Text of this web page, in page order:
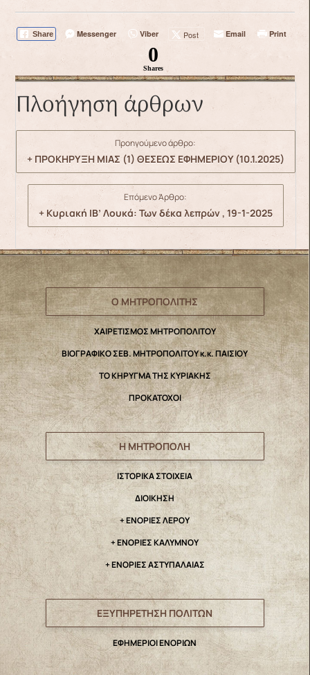
Share Messenger Viber Post Email Print
0
Shares
Πλοήγηση άρθρων
Προηγούμενο άρθρο:
+ ΠΡΟΚΗΡΥΞΗ ΜΙΑΣ (1) ΘΕΣΕΩΣ ΕΦΗΜΕΡΙΟΥ (10.1.2025)
Επόμενο Άρθρο:
+ Κυριακή ΙΒ’ Λουκά: Των δέκα λεπρών , 19-1-2025
Ο ΜΗΤΡΟΠΟΛΙΤΗΣ
ΧΑΙΡΕΤΙΣΜΟΣ ΜΗΤΡΟΠΟΛΙΤΟΥ
ΒΙΟΓΡΑΦΙΚΟ ΣΕΒ. ΜΗΤΡΟΠΟΛΙΤΟΥ κ.κ. ΠΑΙΣΙΟΥ
ΤΟ ΚΗΡΥΓΜΑ ΤΗΣ ΚΥΡΙΑΚΗΣ
ΠΡΟΚΑΤΟΧΟΙ
Η ΜΗΤΡΟΠΟΛΗ
IΣΤΟΡΙΚΑ ΣΤΟΙΧΕΙΑ
ΔΙΟΙΚΗΣΗ
+ ΕΝΟΡΙΕΣ ΛΕΡΟΥ
+ ΕΝΟΡΙΕΣ ΚΑΛΥΜΝΟΥ
+ ΕΝΟΡΙΕΣ ΑΣΤΥΠΑΛΑΙΑΣ
ΕΞΥΠΗΡΕΤΗΣΗ ΠΟΛΙΤΩΝ
ΕΦΗΜΕΡΙΟΙ ΕΝΟΡΙΩΝ